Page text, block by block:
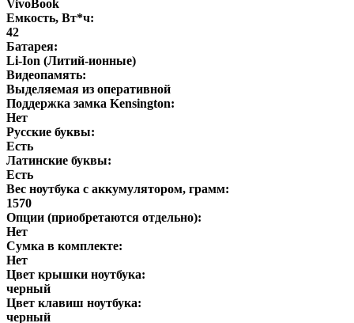
VivoBook
Емкость, Вт*ч:
42
Батарея:
Li-Ion (Литий-ионные)
Видеопамять:
Выделяемая из оперативной
Поддержка замка Kensington:
Нет
Русские буквы:
Есть
Латинские буквы:
Есть
Вес ноутбука с аккумулятором, грамм:
1570
Опции (приобретаются отдельно):
Нет
Сумка в комплекте:
Нет
Цвет крышки ноутбука:
черный
Цвет клавиш ноутбука:
черный